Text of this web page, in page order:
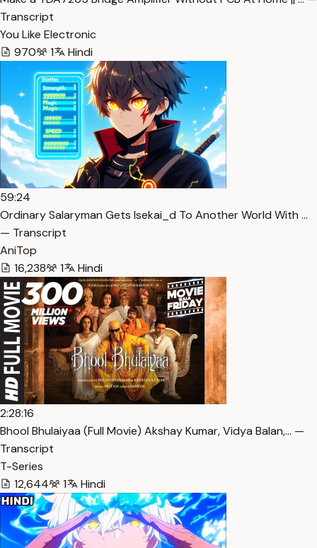
Transcript
You Like Electronic
970
1 Hindi
59:24
Ordinary Salaryman Gets Isekai_d To Another World With …
— Transcript
AniTop
16,238
1 Hindi
2:28:16
Bhool Bhulaiyaa (Full Movie) Akshay Kumar, Vidya Balan,… —
Transcript
T-Series
12,644
1 Hindi